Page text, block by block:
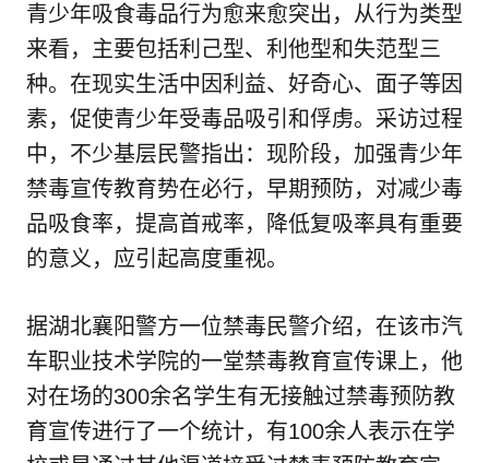
青少年吸食毒品行为愈来愈突出，从行为类型
来看，主要包括利己型、利他型和失范型三
种。在现实生活中因利益、好奇心、面子等因
素，促使青少年受毒品吸引和俘虏。采访过程
中，不少基层民警指出：现阶段，加强青少年
禁毒宣传教育势在必行，早期预防，对减少毒
品吸食率，提高首戒率，降低复吸率具有重要
的意义，应引起高度重视。
据湖北襄阳警方一位禁毒民警介绍，在该市汽
车职业技术学院的一堂禁毒教育宣传课上，他
对在场的300余名学生有无接触过禁毒预防教
育宣传进行了一个统计，有100余人表示在学